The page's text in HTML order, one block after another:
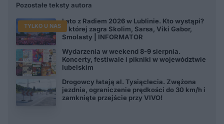
Pozostałe teksty autora
TYLKO U NAS
Lato z Radiem 2026 w Lublinie. Kto wystąpi?
O której zagra Skolim, Sarsa, Viki Gabor,
Smolasty | INFORMATOR
Wydarzenia w weekend 8-9 sierpnia.
Koncerty, festiwale i pikniki w województwie
lubelskim
Drogowcy łatają al. Tysiąclecia. Zwężona
jezdnia, ograniczenie prędkości do 30 km/h i
zamknięte przejście przy VIVO!